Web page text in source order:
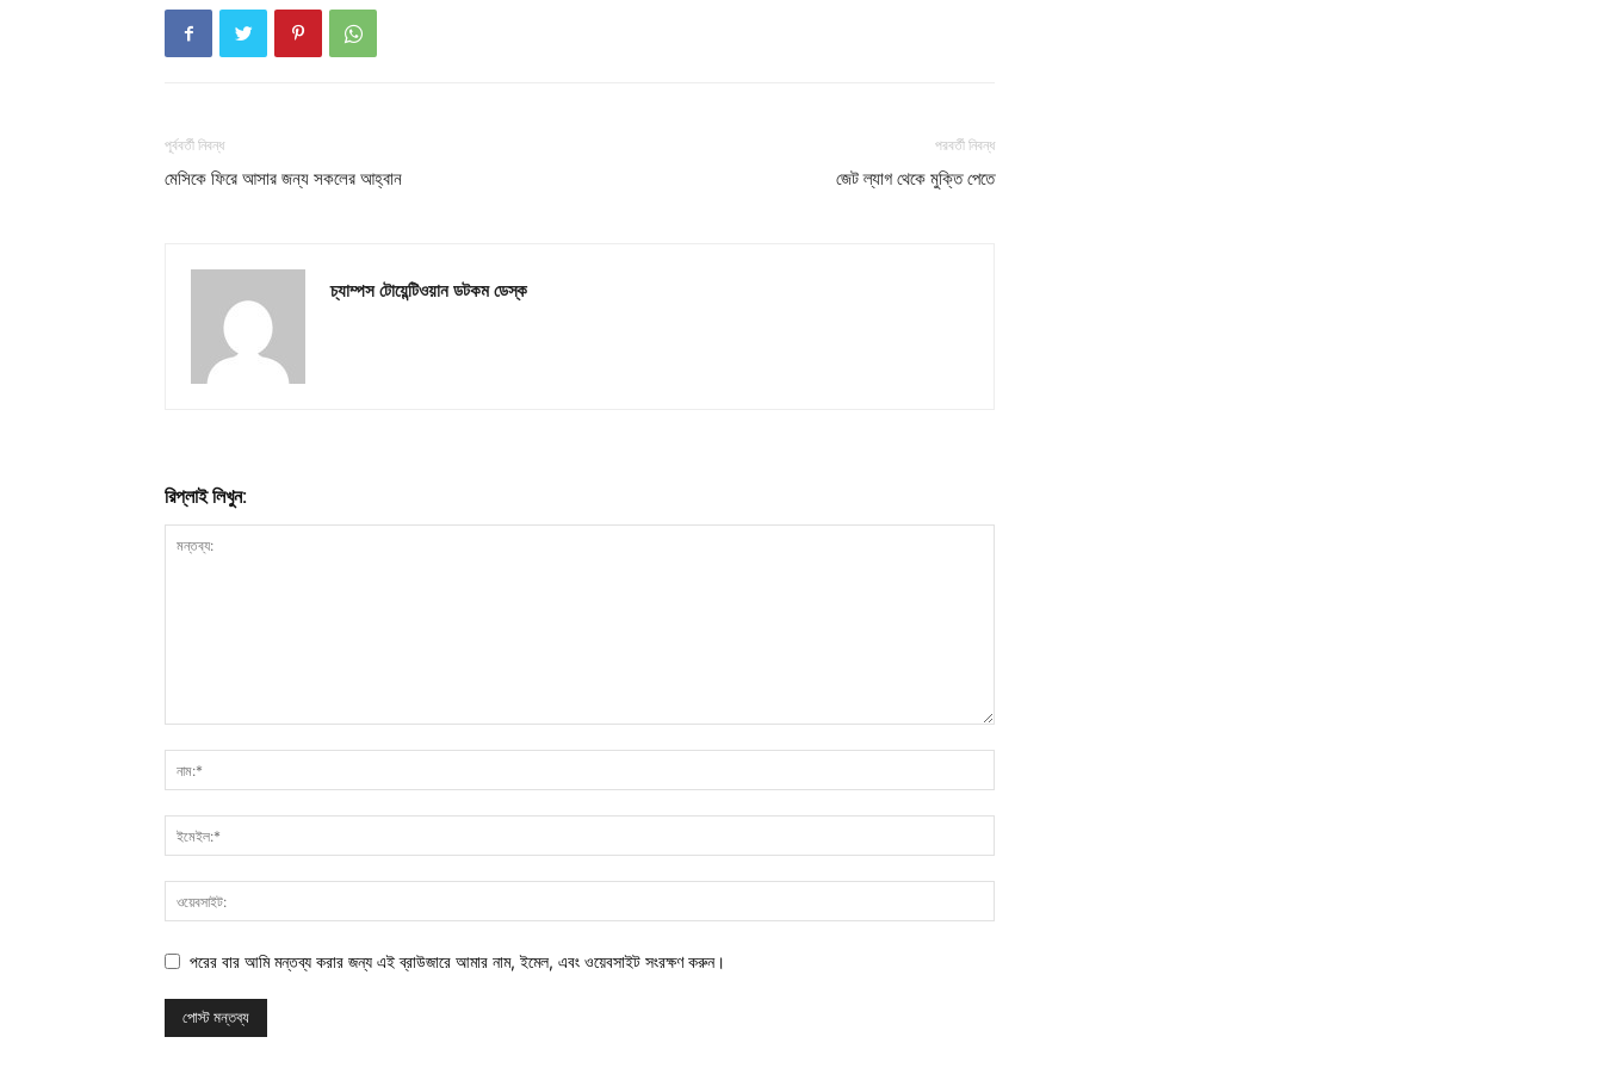
পূর্ববর্তী নিবন্ধ
মেসিকে ফিরে আসার জন্য সকলের আহ্বান
পরবর্তী নিবন্ধ
জেট ল্যাগ থেকে মুক্তি পেতে
চ্যাম্পস টোয়েন্টিওয়ান ডটকম ডেস্ক
রিপ্লাই লিখুন:
পরের বার আমি মন্তব্য করার জন্য এই ব্রাউজারে আমার নাম, ইমেল, এবং ওয়েবসাইট সংরক্ষণ করুন।